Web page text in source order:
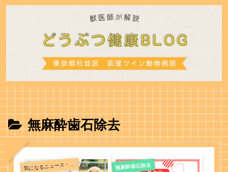
無麻酔歯石除去
気
になるニュース・文献 無麻酔歯石除去